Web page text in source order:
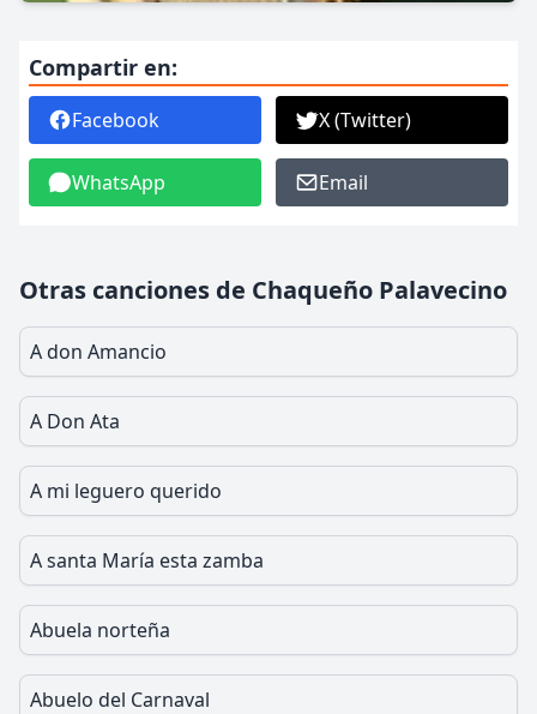
Compartir en:
Facebook X (Twitter)
WhatsApp Email
Otras canciones de Chaqueño Palavecino
A don Amancio
A Don Ata
A mi leguero querido
A santa María esta zamba
Abuela norteña
Abuelo del Carnaval